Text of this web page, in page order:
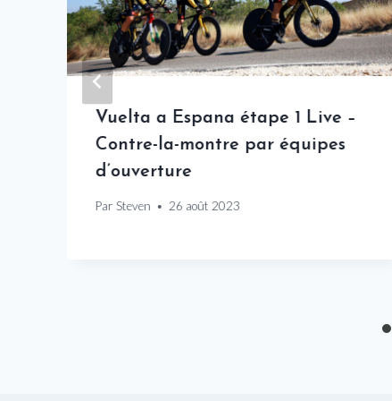
Vuelta a Espana étape 1 Live –
Contre-la-montre par équipes
d’ouverture
Par Steven 26 août 2023